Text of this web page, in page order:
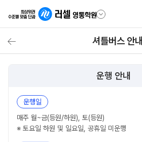
셔틀버스 안내
운행 안내
운행일
매주 월~금(등원/하원), 토(등원)
※ 토요일 하원 및 일요일, 공휴일 미운행